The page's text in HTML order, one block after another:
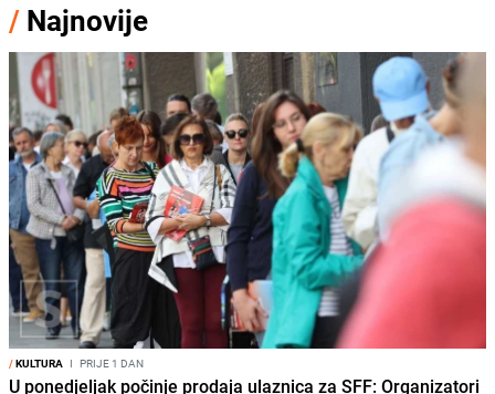
/ Najnovije
/KULTURA I PRIJE 1 DAN
U ponedjeljak počinje prodaja ulaznica za SFF: Organizatori